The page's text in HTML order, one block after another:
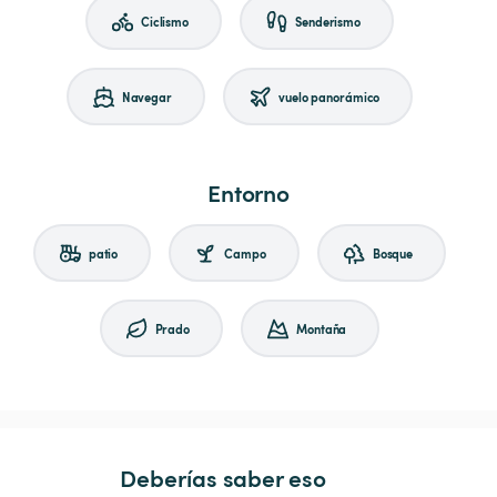
Ciclismo Senderismo
Navegar vuelo panorámico
Entorno
patio Campo Bosque
Prado Montaña
Deberías saber eso